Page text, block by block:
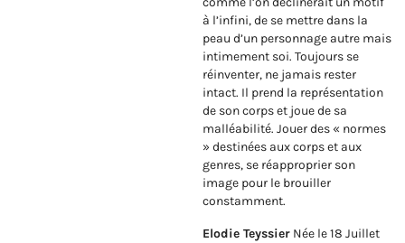
à l’infini, de se mettre dans la
peau d’un personnage autre mais
intimement soi. Toujours se
réinventer, ne jamais rester
intact. Il prend la représentation
de son corps et joue de sa
malléabilité. Jouer des « normes
» destinées aux corps et aux
genres, se réapproprier son
image pour le brouiller
constamment.
Elodie Teyssier Née le 18 Juillet